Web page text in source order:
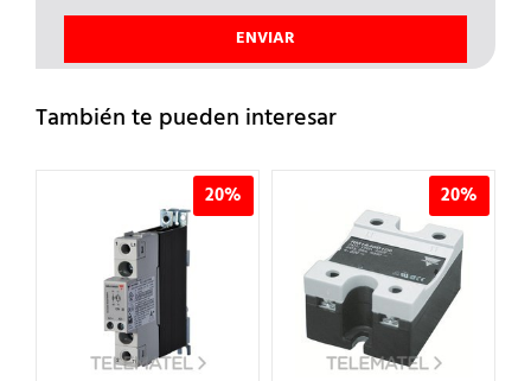
También te pueden interesar
20% 20%